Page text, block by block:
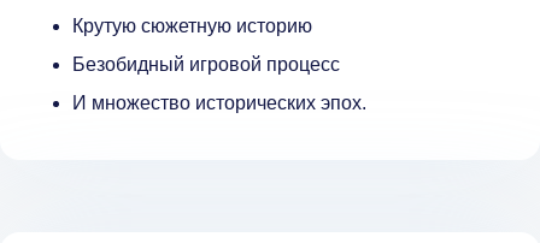
Крутую сюжетную историю
Безобидный игровой процесс
И множество исторических эпох.